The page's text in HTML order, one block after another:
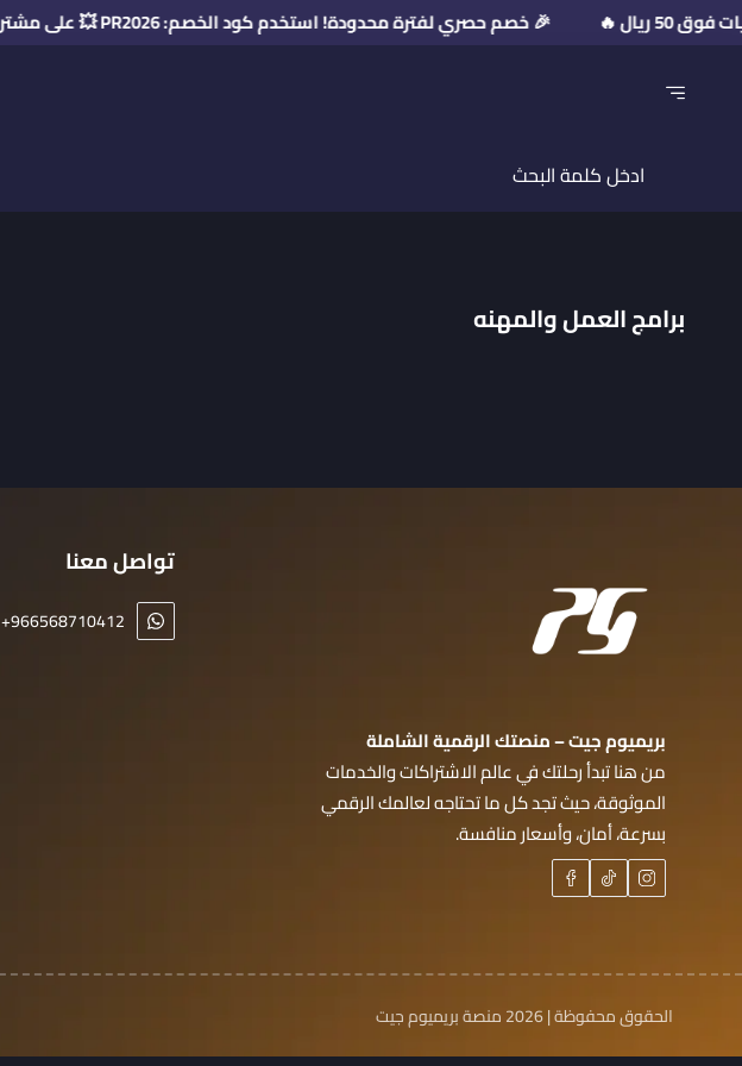
🎉 خصم حصري لفترة محدودة! استخدم كود الخصم: PR2026 💥 على مشتريات فوق 50 ريال 🔥
برامج العمل والمهنه
بريميوم جيت – منصتك الرقمية الشاملة
من هنا تبدأ رحلتك في عالم الاشتراكات والخدمات
الموثوقة، حيث تجد كل ما تحتاجه لعالمك الرقمي
بسرعة، أمان، وأسعار منافسة.
تواصل معنا
+966568710412
الحقوق محفوظة | 2026 منصة بريميوم جيت